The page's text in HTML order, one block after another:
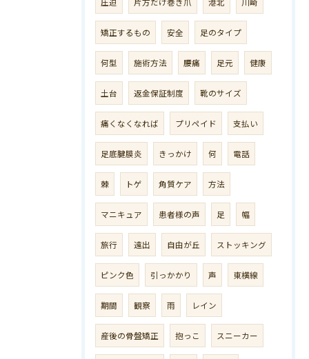
矯正するもの 安全 足のタイプ
何型 施術方法 腰痛 足元 健康
土台 返金保証制度 靴のサイズ
痛くなくなれば プリペイド 支払い
足底腱膜炎 きっかけ 何 電話
棘 トゲ 角質ケア 方法
マニキュア 患者様の声 足 幅
旅行 遠出 自由が丘 ストッキング
ピンク色 引っかかり 声 東横線
期間 観察 雨 レイン
産後の骨盤矯正 抱っこ スニーカー